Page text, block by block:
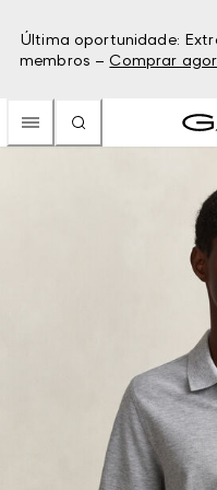
Última oportunidade:
membros – Comprar